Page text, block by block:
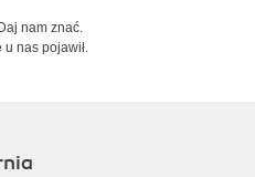
nam znać.
u nas pojawił.